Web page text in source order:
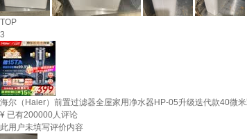
TOP
3
海尔（Haier）前置过滤器全屋家用净水器HP-05升级迭代款40微
¥ 已有200000人评论
此用户未填写评价内容